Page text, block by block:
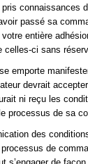
connaissances
passé sa
entière
celles-ci sans
emporte
devrait
ni reçu les
processus de sa
des
de